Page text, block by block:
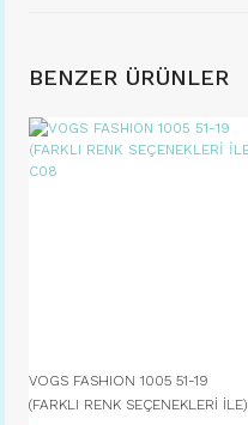
BENZER ÜRÜNLER
VOGS FASHION 1005 51-19
(FARKLI RENK SEÇENEKLERİ İLE)